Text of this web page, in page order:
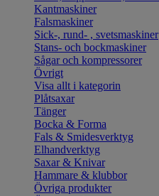
Kantmaskiner
Falsmaskiner
Sick-, rund- , svetsmaskiner
Stans- och bockmaskiner
Sågar och kompressorer
Övrigt
Visa allt i kategorin
Plåtsaxar
Tänger
Bocka & Forma
Fals & Smidesverktyg
Elhandverktyg
Saxar & Knivar
Hammare & klubbor
Övriga produkter